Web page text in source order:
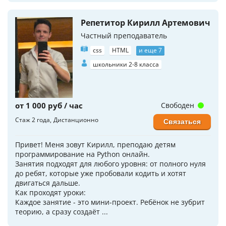
Репетитор Кирилл Артемович
Частный преподаватель
css HTML
и еще 7
школьники 2-8 класса
от 1 000 руб / час
Стаж 2 года Дистанционно
Привет! Меня зовут Кирилл, преподаю детям
программирование на Python онлайн.
Занятия подходят для любого уровня: от полного нуля
до ребят, которые уже пробовали кодить и хотят
двигаться дальше.
Как проходят уроки:
Каждое занятие - это мини-проект. Ребёнок не зубрит
теорию, а сразу создаёт ...
Свободен
Связаться